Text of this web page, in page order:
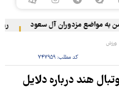
مواضع مزدوران آل سعود رویترز:
ورزش
کد مطلب: ۷۴۷۹۵۹
هند درباره دلایل